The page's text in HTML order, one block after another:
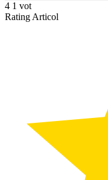
4 1 vot
Rating Articol